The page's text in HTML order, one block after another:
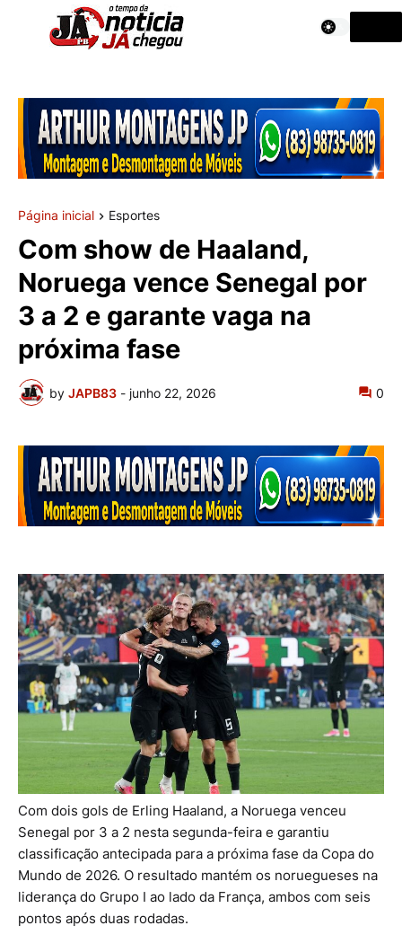
Página inicial Esportes
Com show de Haaland,
Noruega vence Senegal por
3 a 2 e garante vaga na
próxima fase
by JAPB83 - junho 22, 2026 0
Com dois gols de Erling Haaland, a Noruega venceu
Senegal por 3 a 2 nesta segunda-feira e garantiu
classificação antecipada para a próxima fase da Copa do
Mundo de 2026. O resultado mantém os noruegueses na
liderança do Grupo I ao lado da França, ambos com seis
pontos após duas rodadas.